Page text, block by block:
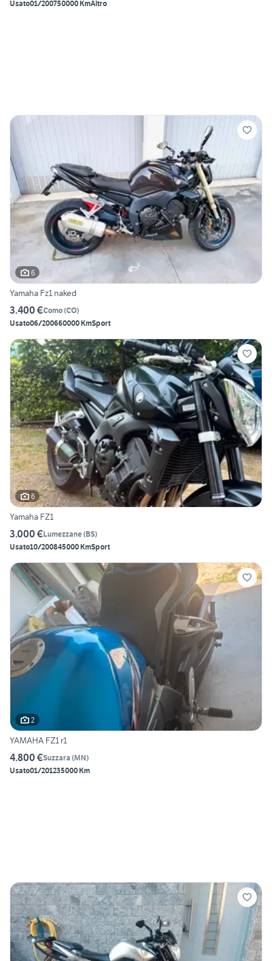
Usato01/200750000 KmAltro
6
Yamaha Fz1 naked
3.400 €Como(CO)
Usato06/200660000 KmSport
6
Yamaha FZ1
3.000 €Lumezzane(BS)
Usato10/200845000 KmSport
2
YAMAHA FZ1 r1
4.800 €Suzzara (MN)
Usato01/201235000 Km